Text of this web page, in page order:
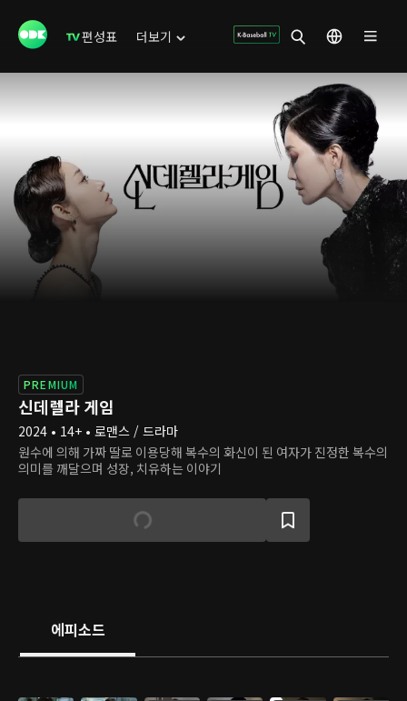
편성표 더보기
PREMIUM
신데렐라 게임
2024 • 14+ • 로맨스 / 드라마
원수에 의해 가짜 딸로 이용당해 복수의 화신이 된 여자가 진정한 복수의
의미를 깨달으며 성장, 치유하는 이야기
에피소드